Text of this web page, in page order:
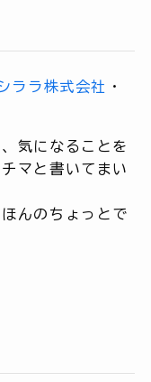
ララ株式会社
・
気になることを
マと書いてまい
んのちょっとで